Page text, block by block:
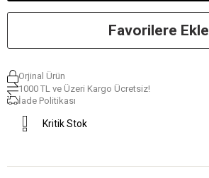
Favorilere Ekle
Orjinal Ürün
1000 TL ve Üzeri Kargo Ücretsiz!
İade Politikası
Kritik Stok